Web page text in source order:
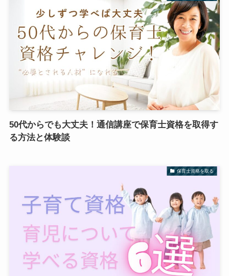
50代からでも大丈夫！通信講座で保育士資格を取得す
る方法と体験談
保育士資格を取る